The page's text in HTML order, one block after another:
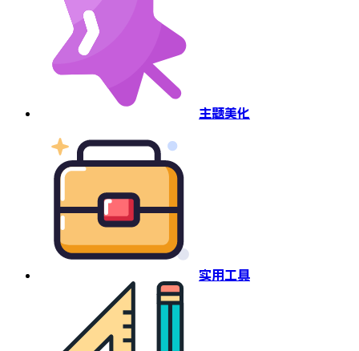
主题美化
实用工具